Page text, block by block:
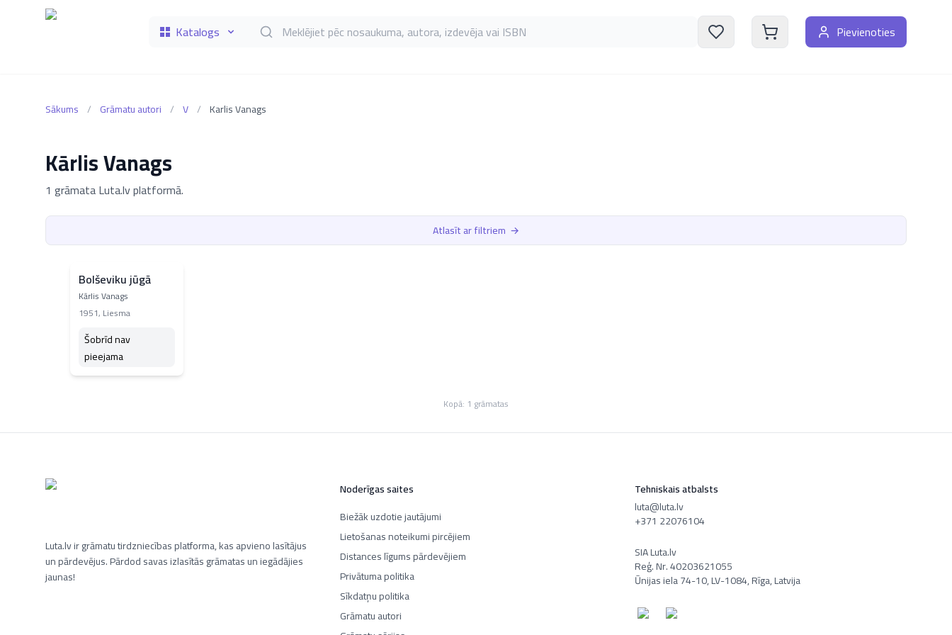
Katalogs Meklēt grāmatas pēc nosaukuma, autora, izdevēja vai ISBN Pievienoties
Sākums / Grāmatu autori / V / Karlis Vanags
Kārlis Vanags
1 grāmata Luta.lv platformā.
Atlasīt ar filtriem →
Bolševiku jūgā
Kārlis Vanags
1951, Liesma
Šobrīd nav
pieejama
Kopā: 1 grāmatas
Luta.lv ir grāmatu tirdzniecības platforma, kas apvieno lasītājus
un pārdevējus. Pārdod savas izlasītās grāmatas un iegādājies
jaunas!
Noderīgas saites
Biežāk uzdotie jautājumi
Lietošanas noteikumi pircējiem
Distances līgums pārdevējiem
Privātuma politika
Sīkdatņu politika
Grāmatu autori
Tehniskais atbalsts
luta@luta.lv
+371 22076104
SIA Luta.lv
Reģ. Nr. 40203621055
Ūnijas iela 74-10, LV-1084, Rīga, Latvija